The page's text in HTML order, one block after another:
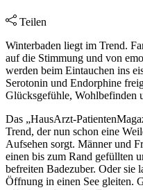
Teilen
Winterbaden liegt im Trend.
auf die Stimmung und von
werden beim Eintauchen ins
Serotonin und Endorphine
Glücksgefühle, Wohlbefinden
Das „HausArzt-
Trend, der nun schon eine
Aufsehen sorgt. Männer und
einen bis zum Rand gefüllten
befreiten Badezuber. Oder sie
Öffnung in einen See gleiten.